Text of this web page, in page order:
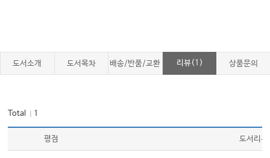
도서소개 도서목차 배송/반품/교환 리뷰(1) 상품문의
Total 1
평점 도서리뷰